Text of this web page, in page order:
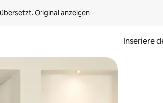
Original anzeigen
Inseriere